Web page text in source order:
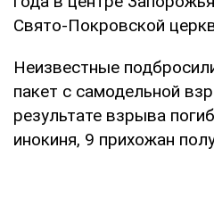
Свято-Покровской
Неизвестные
пакет с самодельной
результате взрыва
инокиня, 9 прихожан